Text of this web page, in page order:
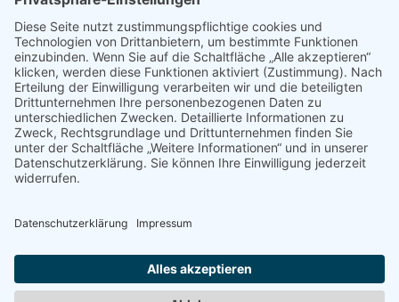
Broschüre
Datenschutz
Impressum
Kontaktformular
Kostenlose Beratung
Technik
Barrierefreiheitserklärung